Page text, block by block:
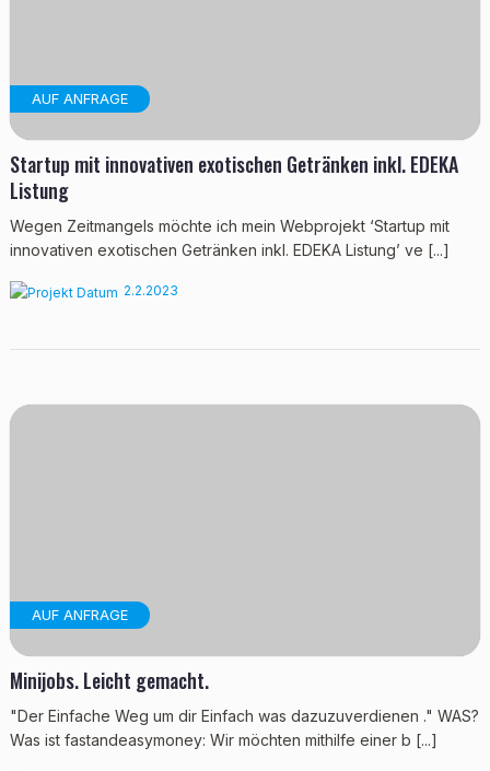
AUF ANFRAGE
Startup mit innovativen exotischen Getränken inkl. EDEKA
Listung
Wegen Zeitmangels möchte ich mein Webprojekt ‘Startup mit
innovativen exotischen Getränken inkl. EDEKA Listung’ ve [...]
2.2.2023
AUF ANFRAGE
Minijobs. Leicht gemacht.
"Der Einfache Weg um dir Einfach was dazuzuverdienen ." WAS?
Was ist fastandeasymoney: Wir möchten mithilfe einer b [...]